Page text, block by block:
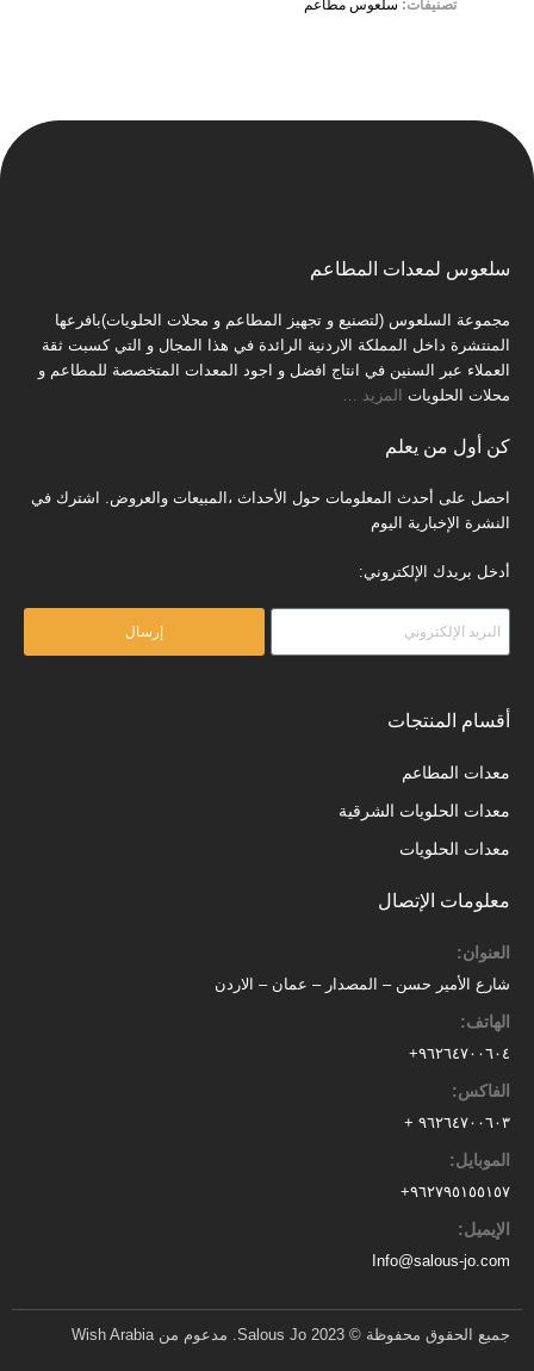
تصنيفات: سلعوس مطاعم
سلعوس لمعدات المطاعم
مجموعة السلعوس (لتصنيع و تجهيز المطاعم و محلات الحلويات)بافرعها
المنتشرة داخل المملكة الاردنية الرائدة في هذا المجال و التي كسبت ثقة
العملاء عبر السنين في انتاج افضل و اجود المعدات المتخصصة للمطاعم و
محلات الحلويات المزيد
كن أول من يعلم
احصل على أحدث المعلومات حول الأحداث ،المبيعات والعروض. اشترك في
النشرة الإخبارية اليوم
أدخل بريدك الإلكتروني:
إرسال
أقسام المنتجات
معدات المطاعم
معدات الحلويات الشرقية
معدات الحلويات
معلومات الإتصال
العنوان:
شارع الأمير حسن – المصدار – عمان – الاردن
الهاتف:
٩٦٢٦٤٧٠٠٦٠٤+
الفاكس:
٩٦٢٦٤٧٠٠٦٠٣ +
الموبايل:
٩٦٢٧٩٥١٥٥١٥٧+
الإيميل:
Info@salous-jo.com
جميع الحقوق محفوظة © 2023 Salous Jo. مدعوم من Wish Arabia